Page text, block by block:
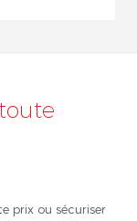
prix ou sécuriser